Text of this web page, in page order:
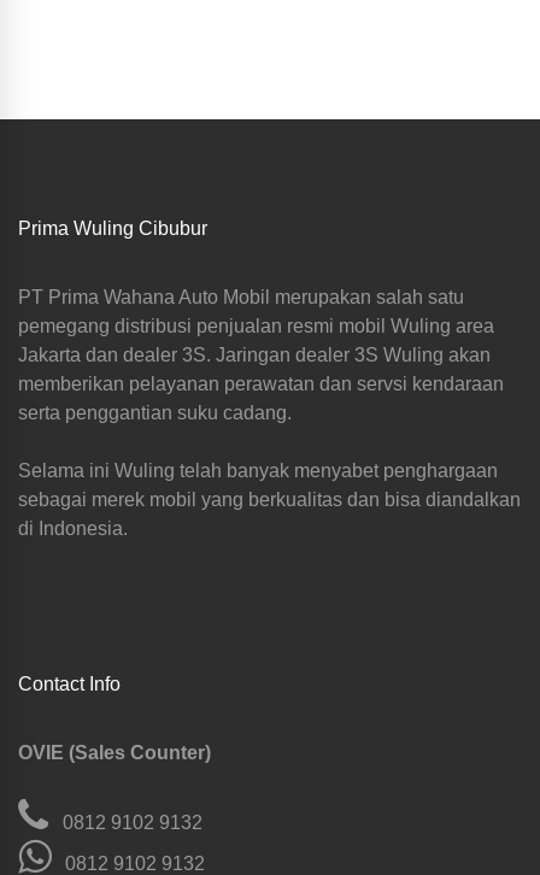
Prima Wuling Cibubur
PT Prima Wahana Auto Mobil merupakan salah satu
pemegang distribusi penjualan resmi mobil Wuling area
Jakarta dan dealer 3S. Jaringan dealer 3S Wuling akan
memberikan pelayanan perawatan dan servsi kendaraan
serta penggantian suku cadang.
Selama ini Wuling telah banyak menyabet penghargaan
sebagai merek mobil yang berkualitas dan bisa diandalkan
di Indonesia.
Contact Info
OVIE (Sales Counter)
0812 9102 9132
0812 9102 9132